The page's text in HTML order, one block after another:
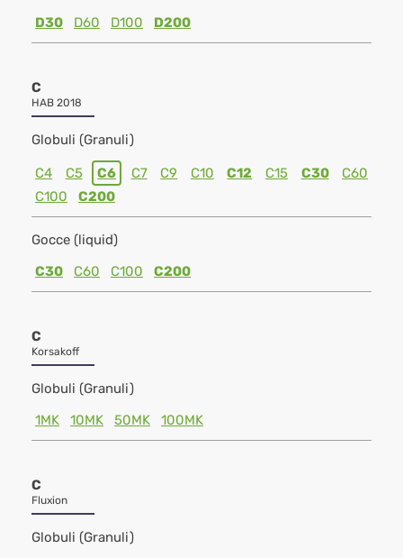
D30
D60 D100 D200
C
HAB 2018
Globuli (Granuli)
C4 C5 C6 C7 C9 C10 C12 C15 C30
C60
C100
C200
Gocce (liquid)
C30
C60 C100 C200
C
Korsakoff
Globuli (Granuli)
1MK
10MK 50MK 100MK
C
Fluxion
Globuli (Granuli)